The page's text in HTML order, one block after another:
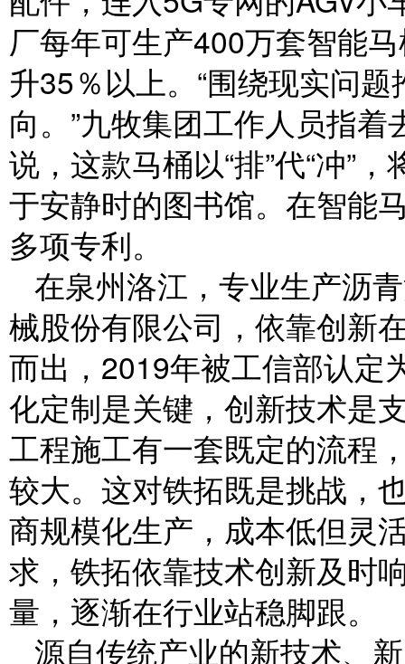
厂每年可生产400万套智能
升35％以上。“围绕现实问
向。”九牧集团工作人员指
说，这款马桶以“排”代“冲”
于安静时的图书馆。在智能
多项专利。
在泉州洛江，专业生产沥
械股份有限公司，依靠创新
而出，2019年被工信部认定
化定制是关键，创新技术是
工程施工有一套既定的流程
较大。这对铁拓既是挑战，
商规模化生产，成本低但灵
求，铁拓依靠技术创新及时
量，逐渐在行业站稳脚跟。
源自传统产业的新技术、